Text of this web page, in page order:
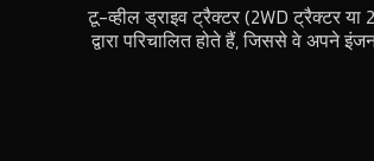
टू-व्हील ड्राइव ट्रैक्टर (2WD ट्रैक्टर
द्वारा परिचालित होते हैं, जिससे वे अपने